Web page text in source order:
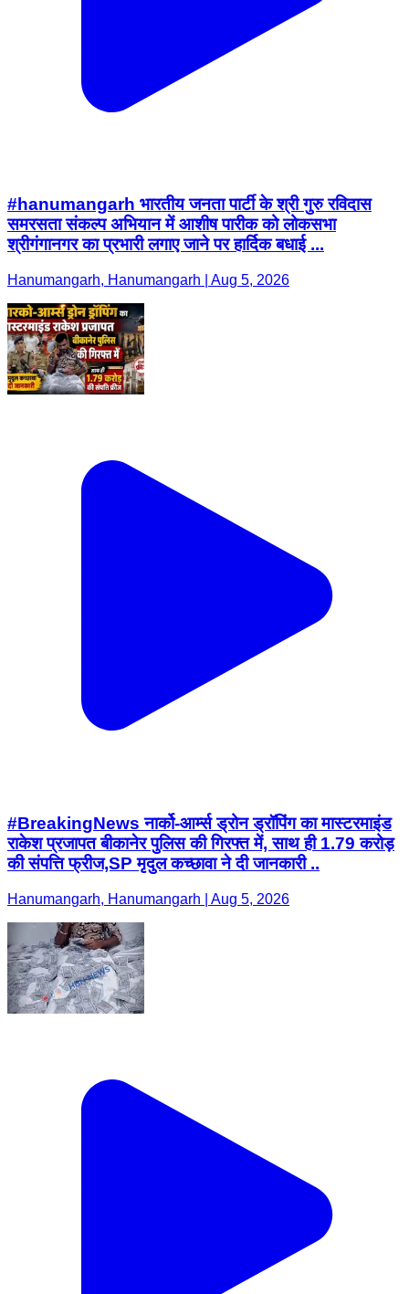
#hanumangarh भारतीय जनता पार्टी के श्री गुरु रविदास
समरसता संकल्प अभियान में आशीष पारीक को लोकसभा
श्रीगंगानगर का प्रभारी लगाए जाने पर हार्दिक बधाई ...
Hanumangarh, Hanumangarh | Aug 5, 2026
#BreakingNews नार्को-आर्म्स ड्रोन ड्रॉपिंग का मास्टरमाइंड
राकेश प्रजापत बीकानेर पुलिस की गिरफ्त में, साथ ही 1.79 करोड़
की संपत्ति फ्रीज,SP मृदुल कच्छावा ने दी जानकारी ..
Hanumangarh, Hanumangarh | Aug 5, 2026